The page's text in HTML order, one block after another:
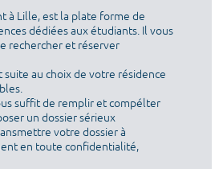
à Lille, est la plate forme de
dédiées aux étudiants. Il vous
rechercher et réserver
au choix de votre résidence
suffit de remplir et compélter
un dossier sérieux
votre dossier à
en toute confidentialité,